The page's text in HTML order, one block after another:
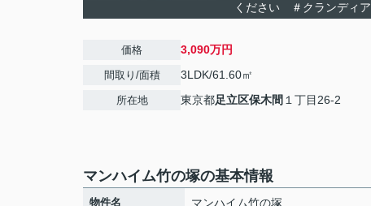
ください ＃クランディア
価格 3,090万円
間取り/面積 3LDK/61.60㎡
所在地 東京都足立区保木間 １丁目26-2
マンハイム竹の塚の基本情報
物件名 マンハイム竹の塚